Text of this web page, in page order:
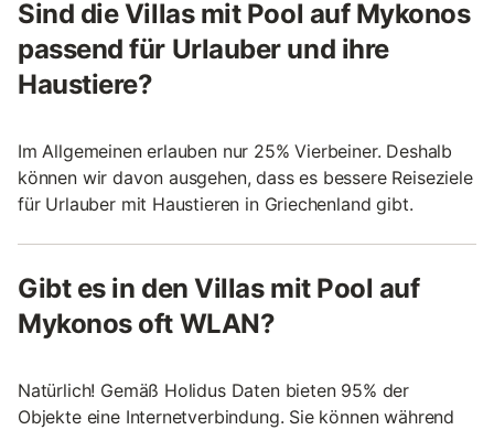
Sind die Villas mit Pool auf Mykonos
passend für Urlauber und ihre
Haustiere?
Im Allgemeinen erlauben nur 25% Vierbeiner. Deshalb
können wir davon ausgehen, dass es bessere Reiseziele
für Urlauber mit Haustieren in Griechenland gibt.
Gibt es in den Villas mit Pool auf
Mykonos oft WLAN?
Natürlich! Gemäß Holidus Daten bieten 95% der
Objekte eine Internetverbindung. Sie können während